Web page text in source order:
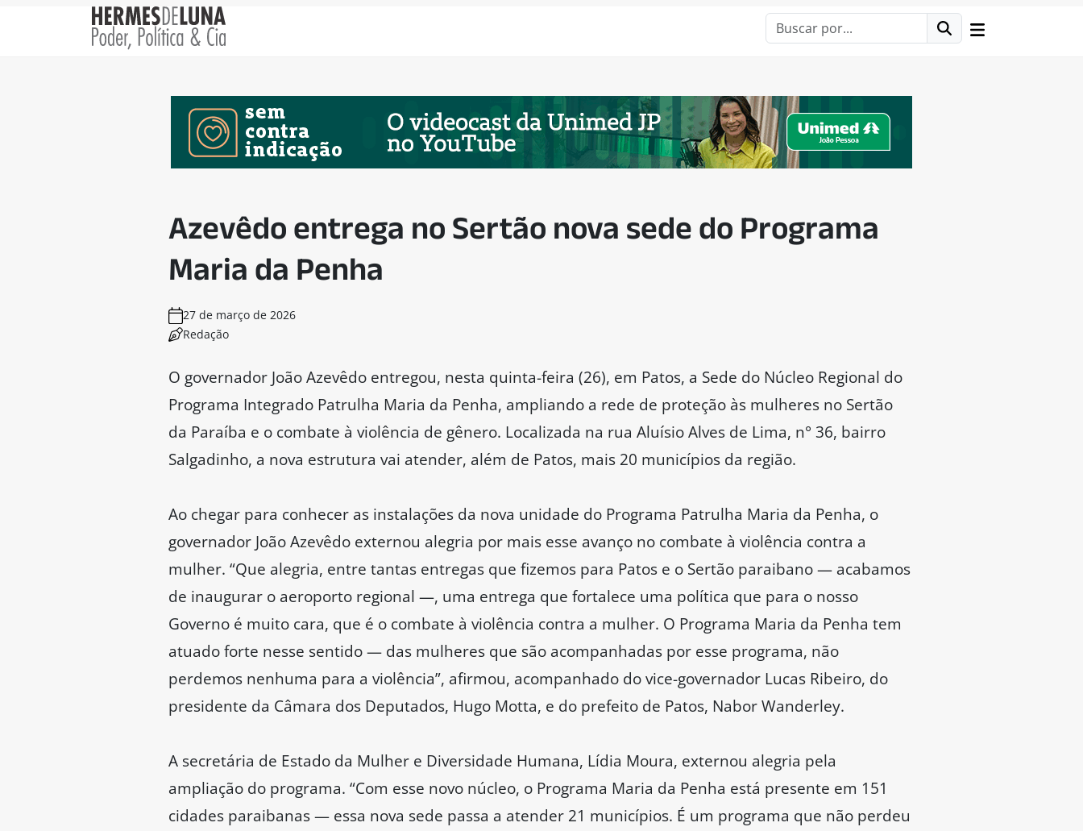
Azevêdo entrega no Sertão nova sede do Programa
Maria da Penha
27 de março de 2026
Redação
O governador João Azevêdo entregou, nesta quinta-feira (26), em Patos, a Sede do Núcleo Regional do
Programa Integrado Patrulha Maria da Penha, ampliando a rede de proteção às mulheres no Sertão
da Paraíba e o combate à violência de gênero. Localizada na rua Aluísio Alves de Lima, n° 36, bairro
Salgadinho, a nova estrutura vai atender, além de Patos, mais 20 municípios da região.
Ao chegar para conhecer as instalações da nova unidade do Programa Patrulha Maria da Penha, o
governador João Azevêdo externou alegria por mais esse avanço no combate à violência contra a
mulher. “Que alegria, entre tantas entregas que fizemos para Patos e o Sertão paraibano — acabamos
de inaugurar o aeroporto regional —, uma entrega que fortalece uma política que para o nosso
Governo é muito cara, que é o combate à violência contra a mulher. O Programa Maria da Penha tem
atuado forte nesse sentido — das mulheres que são acompanhadas por esse programa, não
perdemos nenhuma para a violência”, afirmou, acompanhado do vice-governador Lucas Ribeiro, do
presidente da Câmara dos Deputados, Hugo Motta, e do prefeito de Patos, Nabor Wanderley.
A secretária de Estado da Mulher e Diversidade Humana, Lídia Moura, externou alegria pela
ampliação do programa. “Com esse novo núcleo, o Programa Maria da Penha está presente em 151
cidades paraibanas — essa nova sede passa a atender 21 municípios. É um programa que não perdeu